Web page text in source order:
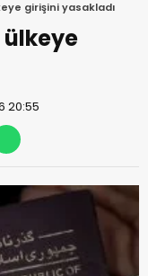
girişini yasakladı
ülkeye
20:55